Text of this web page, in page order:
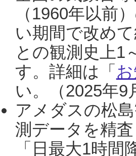
（1960年以前
い期間で改め
との観測史上1
す。詳細は「
い。（2025年9
アメダスの松
測データを精
「日最大1時